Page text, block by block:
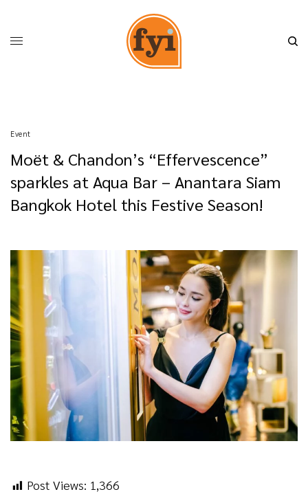
Event
Moët & Chandon’s “Effervescence”
sparkles at Aqua Bar – Anantara Siam
Bangkok Hotel this Festive Season!
Post Views: 1,366